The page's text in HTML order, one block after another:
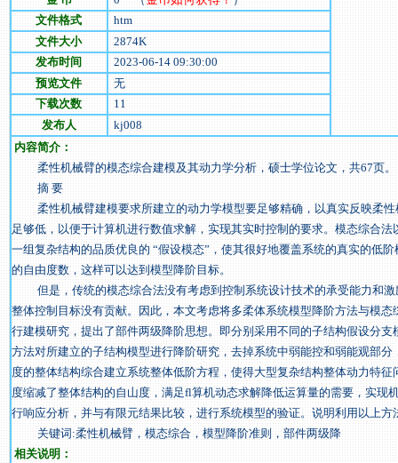
文件格式
htm
文件大小
2874K
发布时间
2023-06-14 09:30:00
预览文件
无
下载次数
11
发布人
kj008
内容简介：
柔性机械臂的模态综合建模及其动力学分析，硕士学位论文，共67页。
摘 要
柔性机械臂建模要求所建立的动力学模型要足够精确，以真实反映柔性
足够低，以便于计算机进行数值求解，实现其实时控制的要求。模态综合
一组复杂结构的品质优良的 “假设模态”，使其很好地覆盖系统的真实的低
的自由度数，这样可以达到模型降阶目标。
但是，传统的模态综合法没有考虑到控制系统设计技术的承受能力和激
整体控制目标没有贡献。因此，本文考虑将多柔体系统模型降阶方法与模
行建模研究，提出了部件两级降阶思想。即分别采用不同的子结构假设分
方法对所建立的子结构模型进行降阶研究，去掉系统中弱能控和弱能观部
度的整体结构综合建立系统整体低阶方程，使得大型复杂结构整体动力特
度缩减了整体结构的自山度，满足fl算机动态求解降低运算量的需要，实现
行响应分析，并与有限元结果比较，进行系统模型的验证。说明利用以上
关键词:柔性机械臂，模态综合，模型降阶准则，部件两级降
相关说明：